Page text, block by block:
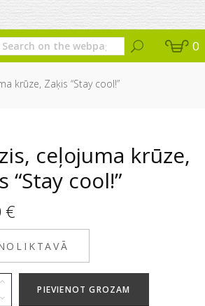
0
krūze, Zaķis “Stay cool!”
ceļojuma krūze,
“Stay cool!”
€
PIEVIENOT GROZAM